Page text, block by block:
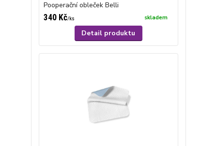
Pooperační obleček Belli
340 Kč/ks skladem
Detail produktu